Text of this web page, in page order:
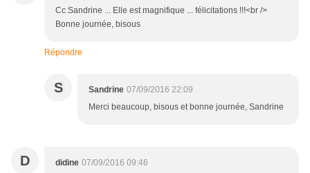
Cc Sandrine ... Elle est magnifique ... félicitations !!!<br />
Bonne journée, bisous
Répondre
S Sandrine 07/09/2016 22:09
Merci beaucoup, bisous et bonne journée, Sandrine
D didine 07/09/2016 09:46